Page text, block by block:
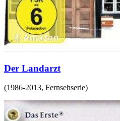
Der Landarzt
(1986-2013, Fernsehserie)